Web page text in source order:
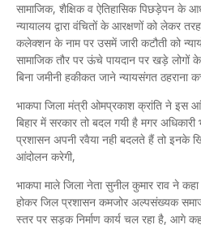
सामाजिक, शैक्षिक व ऐतिहासिक पिछड़ेपन के
न्यायालय द्वारा वंचितों के आरक्षणों को लेकर
कलेक्शन के नाम पर उसमें जारी कटौती को
सामाजिक तौर पर ऊंचे पायदान पर खड़े लोगों
बिना जमीनी हकीकत जाने न्यायसंगत ठहराना
भाकपा जिला मंत्री ओमप्रकाश क्रांति ने इस
बिहार में सरकार तो बदल गयी है मगर
प्रशासन अपनी रवैया नही बदलते हैं तो इनके
आंदोलन करेगी,
भाकपा माले जिला नेता सुनील कुमार राव ने
होकर जिल प्रशासन कमजोर अल्पसंख्यक
स्तर पर सड़क निर्माण कार्य चल रहा है, आगे